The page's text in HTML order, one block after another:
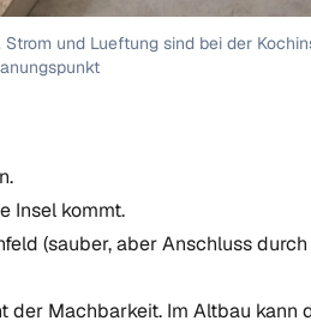
und Lueftung sind bei der
Insel kommt.
(sauber, aber Anschluss
der Machbarkeit. Im Altbau kann